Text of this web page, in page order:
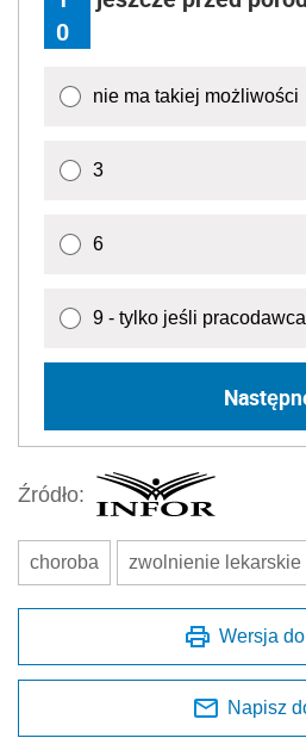
0
nie ma takiej możliwości
3
6
9 - tylko jeśli
Źródło:
choroba zwolnienie lekarskie
Wersja
Napisz